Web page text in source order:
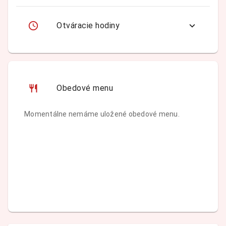
Otváracie hodiny
Obedové menu
Momentálne nemáme uložené obedové menu.